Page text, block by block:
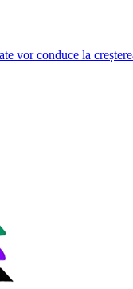
vor conduce la